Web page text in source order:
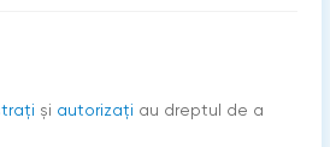
şi autorizați au dreptul de a